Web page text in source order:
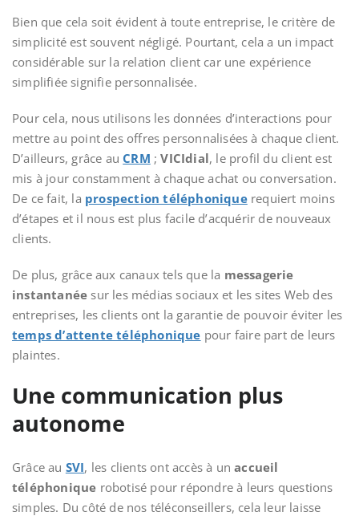
Bien que cela soit évident à toute entreprise, le critère de
simplicité est souvent négligé. Pourtant, cela a un impact
considérable sur la relation client car une expérience
simplifiée signifie personnalisée.
Pour cela, nous utilisons les données d’interactions pour
mettre au point des offres personnalisées à chaque client.
D’ailleurs, grâce au CRM ;VICIdial, le profil du client est
mis à jour constamment à chaque achat ou conversation.
De ce fait, la prospection téléphoniquerequiert moins
d’étapes et il nous est plus facile d’acquérir de nouveaux
clients.
De plus, grâce aux canaux tels que la messagerie
instantanée sur les médias sociaux et les sites Web des
entreprises, les clients ont la garantie de pouvoir éviter les
temps d’attente téléphonique pour faire part de leurs
plaintes.
Une communication plus
autonome
Grâce au SVI, les clients ont accès à unaccueil
téléphonique robotisé pour répondre à leurs questions
simples. Du côté de nos téléconseillers, cela leur laisse